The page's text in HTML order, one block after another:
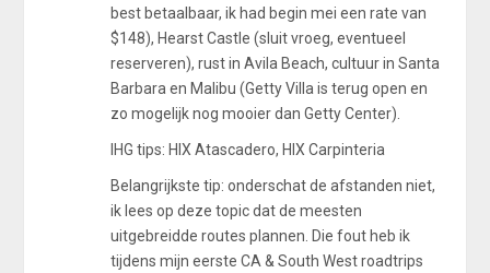
best betaalbaar, ik had begin mei een rate van
$148), Hearst Castle (sluit vroeg, eventueel
reserveren), rust in Avila Beach, cultuur in Santa
Barbara en Malibu (Getty Villa is terug open en
zo mogelijk nog mooier dan Getty Center).
IHG tips: HIX Atascadero, HIX Carpinteria
Belangrijkste tip: onderschat de afstanden niet,
ik lees op deze topic dat de meesten
uitgebreidde routes plannen. Die fout heb ik
tijdens mijn eerste CA & South West roadtrips